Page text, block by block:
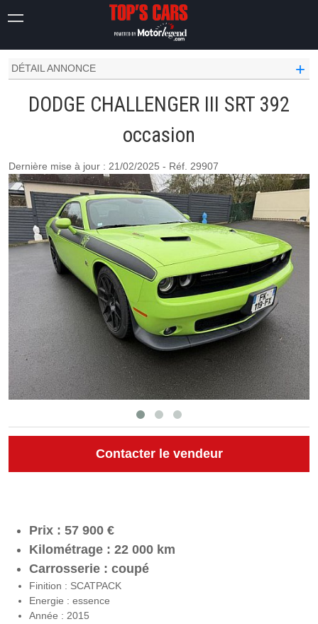
SRT 392
DÉTAIL ANNONCE
+
DODGE CHALLENGER III SRT 392
occasion
Dernière mise à jour : 21/02/2025 - Réf. 29907
Prix : 57 900 €
Kilométrage : 22 000 km
Carrosserie : coupé
Finition : SCATPACK
Energie : essence
Année : 2015
Contacter le vendeur